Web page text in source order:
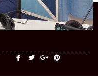
+54 9 3415 41-3086